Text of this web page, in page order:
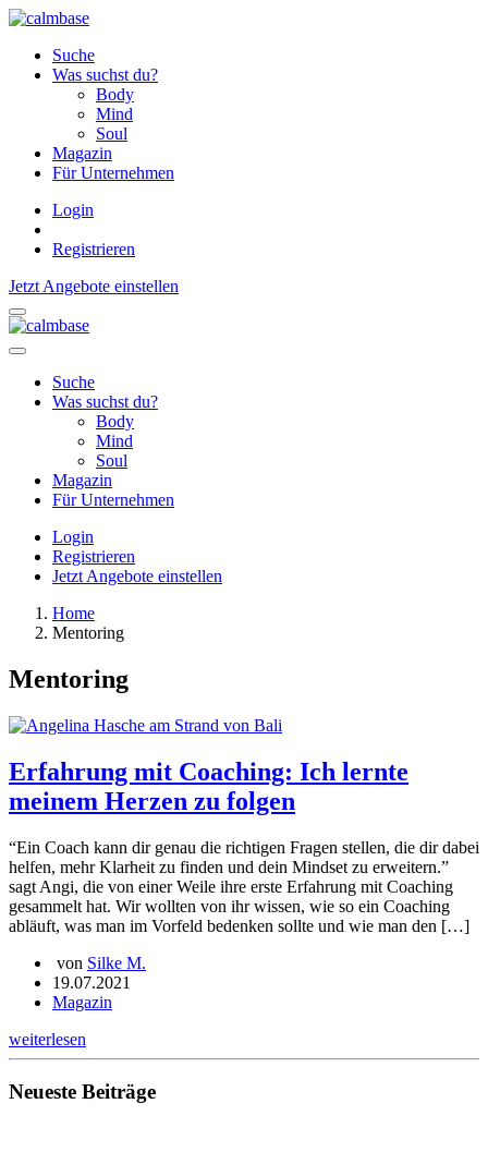
Suche
Was suchst du?
Body
Mind
Soul
Magazin
Für Unternehmen
Login
Registrieren
Jetzt Angebote einstellen
Suche
Was suchst du?
Body
Mind
Soul
Magazin
Für Unternehmen
Login
Registrieren
Jetzt Angebote einstellen
Home
Mentoring
Mentoring
Erfahrung mit Coaching: Ich lernte
meinem Herzen zu folgen
“Ein Coach kann dir genau die richtigen Fragen stellen, die dir dabei
helfen, mehr Klarheit zu finden und dein Mindset zu erweitern.”
sagt Angi, die von einer Weile ihre erste Erfahrung mit Coaching
gesammelt hat. Wir wollten von ihr wissen, wie so ein Coaching
abläuft, was man im Vorfeld bedenken sollte und wie man den […]
von Silke M.
19.07.2021
Magazin
weiterlesen
Neueste Beiträge